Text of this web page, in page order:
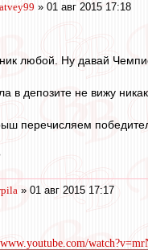
» 01 авг 2015 17:18
любой. Ну давай
в депозите не вижу
перечисляем
» 01 авг 2015 17:17